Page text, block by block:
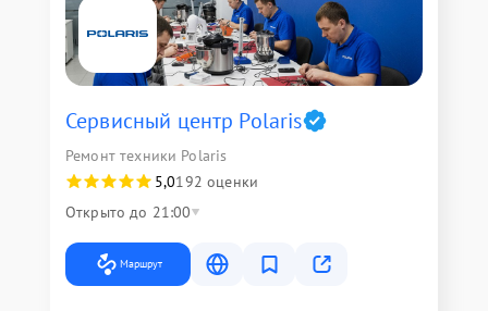
Сервисный центр Polaris
Ремонт техники Polaris
5,0192 оценки
Открыто до 21:00
Маршрут